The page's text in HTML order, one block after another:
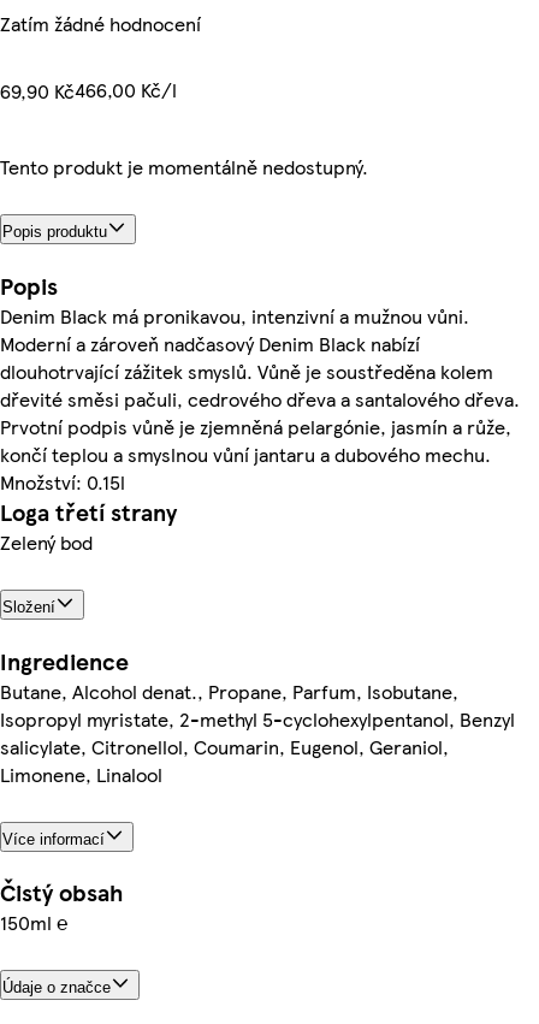
Zatím žádné hodnocení
69,90 Kč466,00 Kč/l
Tento produkt je momentálně nedostupný.
Popis produktu
Popis
Denim Black má pronikavou, intenzivní a mužnou vůni.
Moderní a zároveň nadčasový Denim Black nabízí
dlouhotrvající zážitek smyslů. Vůně je soustředěna kolem
dřevité směsi pačuli, cedrového dřeva a santalového dřeva.
Prvotní podpis vůně je zjemněná pelargónie, jasmín a růže,
končí teplou a smyslnou vůní jantaru a dubového mechu.
Množství: 0.15l
Loga třetí strany
Zelený bod
Složení
Ingredience
Butane, Alcohol denat., Propane, Parfum, Isobutane,
Isopropyl myristate, 2-methyl 5-cyclohexylpentanol, Benzyl
salicylate, Citronellol, Coumarin, Eugenol, Geraniol,
Limonene, Linalool
Více informací
Čistý obsah
150ml ℮
Údaje o značce